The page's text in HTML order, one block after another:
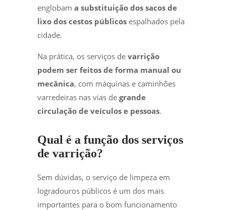
englobam a substituição dos sacos de
lixo dos cestos públicos espalhados pela
cidade.
Na prática, os serviços de varrição
podem ser feitos de forma manual ou
mecânica, com máquinas e caminhões
varredeiras nas vias de grande
circulação de veículos e pessoas.
Qual é a função dos serviços
de varrição?
Sem dúvidas, o serviço de limpeza em
logradouros públicos é um dos mais
importantes para o bom funcionamento